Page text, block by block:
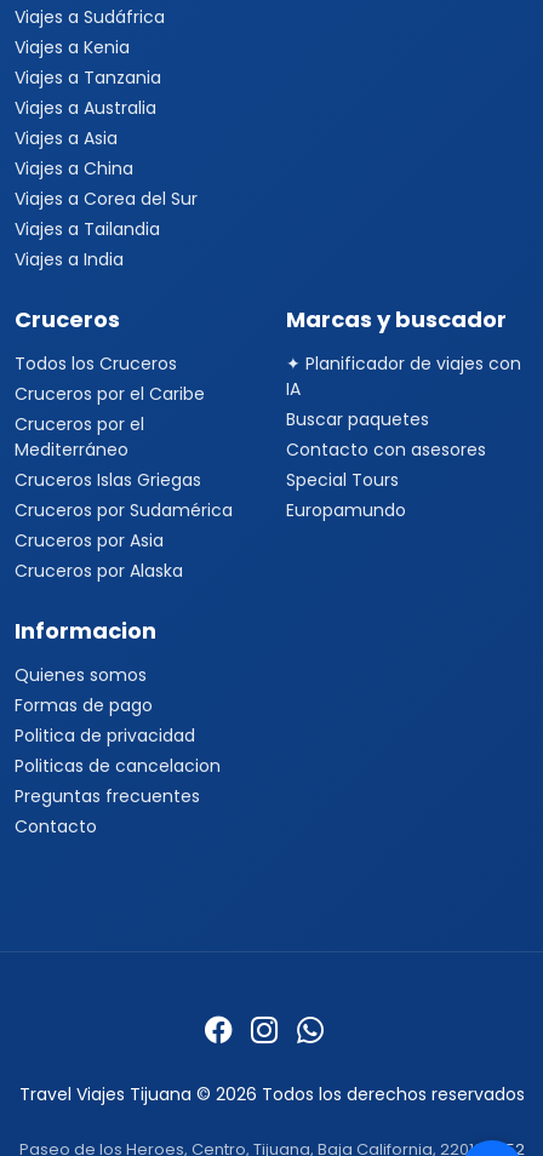
Viajes a Sudáfrica
Viajes a Kenia
Viajes a Tanzania
Viajes a Australia
Viajes a Asia
Viajes a China
Viajes a Corea del Sur
Viajes a Tailandia
Viajes a India
Cruceros
Todos los Cruceros
Cruceros por el Caribe
Cruceros por el
Mediterráneo
Cruceros Islas Griegas
Cruceros por Sudamérica
Cruceros por Asia
Cruceros por Alaska
Marcas y buscador
✦ Planificador de viajes con
IA
Buscar paquetes
Contacto con asesores
Special Tours
Europamundo
Informacion
Quienes somos
Formas de pago
Politica de privacidad
Politicas de cancelacion
Preguntas frecuentes
Contacto
Travel Viajes Tijuana © 2026 Todos los derechos reservados
Paseo de los Heroes, Centro, Tijuana, Baja California, 22010 · +52